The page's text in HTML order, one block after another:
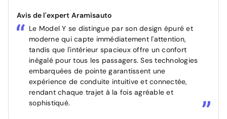
Avis de l'expert Aramisauto
Le Model Y se distingue par son design épuré et
moderne qui capte immédiatement l'attention,
tandis que l'intérieur spacieux offre un confort
inégalé pour tous les passagers. Ses technologies
embarquées de pointe garantissent une
expérience de conduite intuitive et connectée,
rendant chaque trajet à la fois agréable et
sophistiqué.